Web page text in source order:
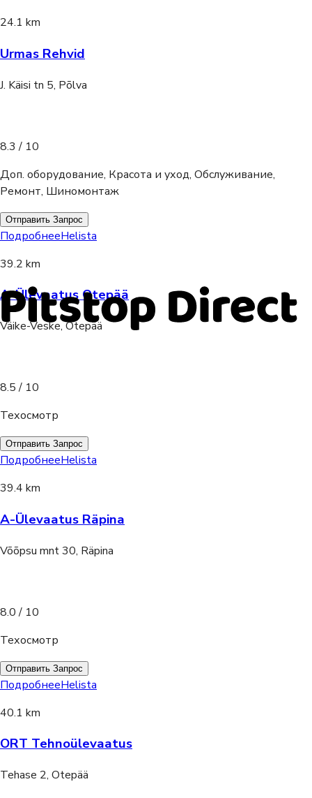
24.1 km
Urmas Rehvid
J. Käisi tn 5, Põlva
8.3 / 10
Доп. оборудование, Красота и уход, Обслуживание,
Ремонт, Шиномонтаж
Отправить Запрос
ПодробнееHelista
39.2 km
A-Ülevaatus Otepää
Väike-Veske, Otepää
8.5 / 10
Техосмотр
Отправить Запрос
ПодробнееHelista
39.4 km
A-Ülevaatus Räpina
Võõpsu mnt 30, Räpina
8.0 / 10
Техосмотр
Отправить Запрос
ПодробнееHelista
40.1 km
ORT Tehnoülevaatus
Tehase 2, Otepää